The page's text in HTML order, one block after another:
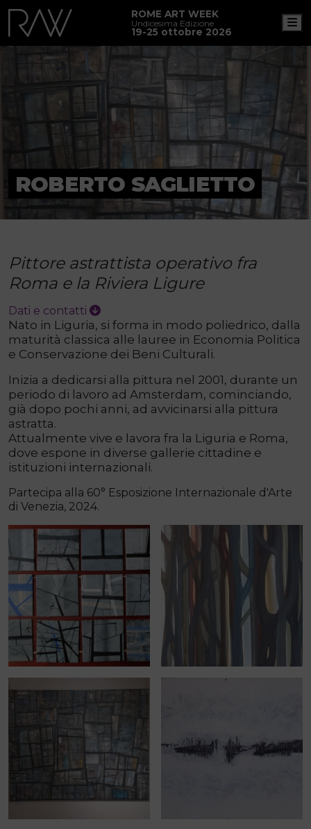
ROME ART WEEK
Undicesima Edizione
19-25 ottobre 2026
ROBERTO SAGLIETTO
Pittore astrattista operativo fra
Roma e la Riviera Ligure
Dati e contatti
Nato in Liguria, si forma in modo poliedrico, dalla
maturità classica alle lauree in Economia Politica
e Conservazione dei Beni Culturali.
Inizia a dedicarsi alla pittura nel 2001, durante un
periodo di lavoro ad Amsterdam, cominciando,
già dopo pochi anni, ad avvicinarsi alla pittura
astratta.
Attualmente vive e lavora fra la Liguria e Roma,
dove espone in diverse gallerie cittadine e
istituzioni internazionali.
Partecipa alla 60° Esposizione Internazionale d'Arte
di Venezia, 2024.